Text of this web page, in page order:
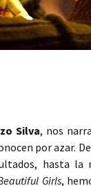
Silva, nos
por azar.
hasta
Girls,